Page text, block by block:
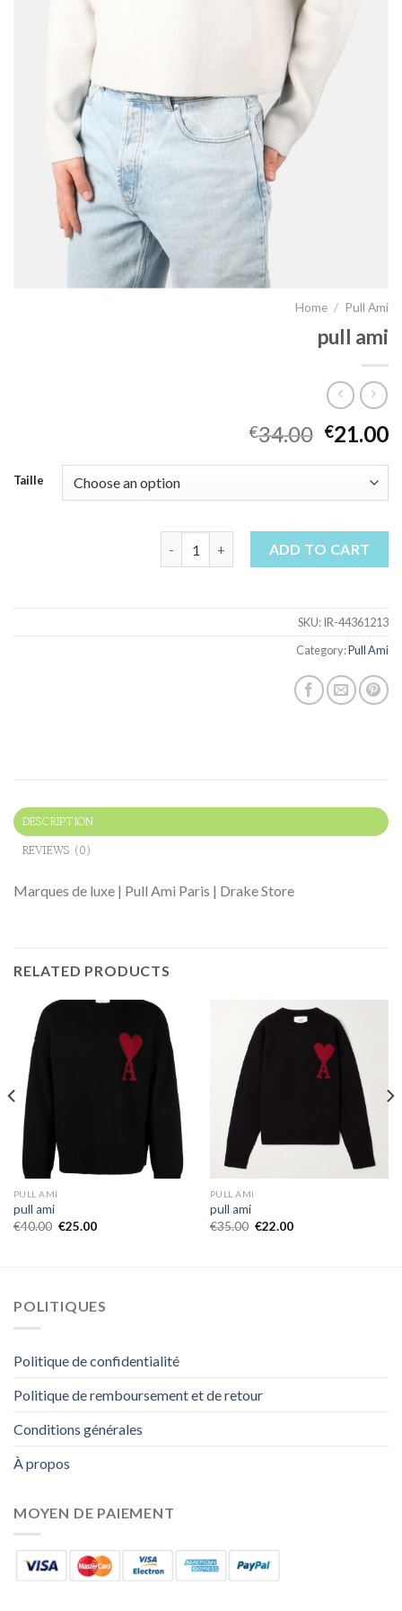
Home / Pull Ami
pull ami
€34.00 €21.00
Taille
ADD TO CART
SKU:IR-44361213
Category:Pull Ami
DESCRIPTION
REVIEWS (0)
Marques de luxe | Pull Ami Paris | Drake Store
RELATED PRODUCTS
PULL AMI
pull ami
€40.00 €25.00
PULL AMI
pull ami
€35.00 €22.00
POLITIQUES
Politique de confidentialité
Politique de remboursement et de retour
Conditions générales
À propos
MOYEN DE PAIEMENT